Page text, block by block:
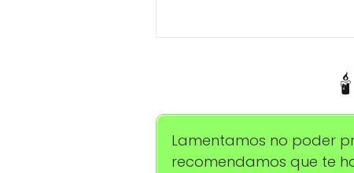
Lamentamos no poder
recomendamos que te